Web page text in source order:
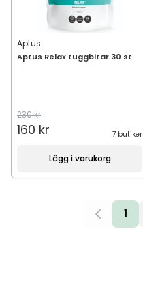
Aptus
Aptus Relax tuggbitar 30 st
230 kr
160 kr 7 butiker
Lägg i varukorg
1